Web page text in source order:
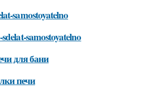
samostoyatelno
samostoyatelno
для бани
печи